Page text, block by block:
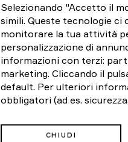
Selezionando "Accetto il
simili. Queste tecnologie
monitorare la tua attività
personalizzazione di
informazioni con terzi:
marketing. Cliccando il
default. Per ulteriori
obbligatori (ad es.
CHIUDI